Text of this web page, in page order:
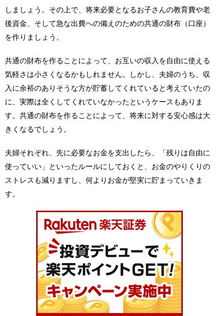
しましょう。その上で、将来必要となるお子さんの教育費や老
後資金、そして急な出費への備えのための共通の財布（口座）
を作りましょう。
共通の財布を作ることによって、お互いの収入を自由に使える
気軽さは小さくなるかもしれません。しかし、夫婦のうち、収
入に余裕のありそうな方が貯蓄してくれていると考えていたの
に、実際は全くしてくれていなかったというケースもありま
す。共通の財布を作ることによって、将来に対する安心感は大
きくなるでしょう。
夫婦それぞれ、先に必要なお金を支出したら、「残りは自由に
使っていい」といったルールにしておくと、お金のやりくりの
ストレスも減りますし、何よりお金が堅実に貯まっていきま
す。